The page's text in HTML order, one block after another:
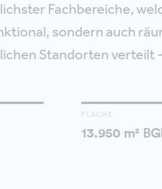
Fachbereiche,
sondern auch
Standorten verteilt
FLÄCHE
13.950 m²